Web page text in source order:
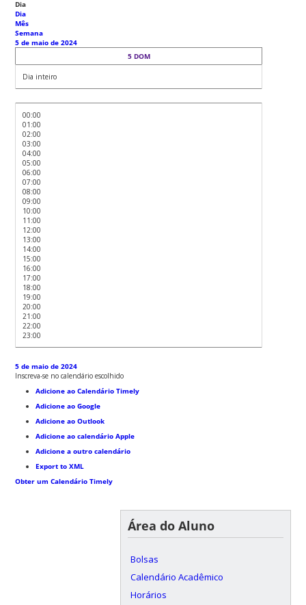
Dia
Dia
Mês
Semana
5 de maio de 2024
5 DOM
Dia inteiro
00:00
01:00
02:00
03:00
04:00
05:00
06:00
07:00
08:00
09:00
10:00
11:00
12:00
13:00
14:00
15:00
16:00
17:00
18:00
19:00
20:00
21:00
22:00
23:00
5 de maio de 2024
Inscreva-se no calendário escolhido
Adicione ao Calendário Timely
Adicione ao Google
Adicione ao Outlook
Adicione ao calendário Apple
Adicione a outro calendário
Export to XML
Obter um Calendário Timely
Área do Aluno
Bolsas
Calendário Acadêmico
Horários